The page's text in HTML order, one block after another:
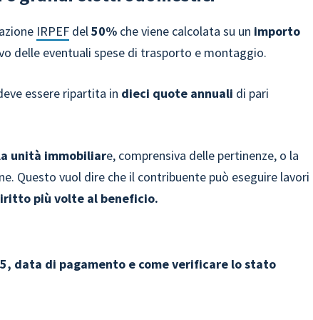
IRPEF del50% che viene calcolata su un importo
delle eventuali spese di trasporto e montaggio.
essere ripartita in dieci quote annuali di pari
unità immobiliare, comprensiva delle pertinenze, o la
Questo vuol dire che il contribuente può eseguire lavori
più volte al beneficio.
data di pagamento e come verificare lo stato